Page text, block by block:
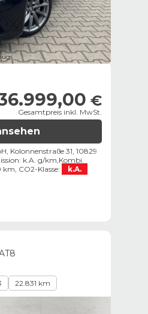
€
Gesamtpreis inkl. MwSt.
Kolonnenstraße 31, 10829
k.A. g/km, Kombi.
km, CO2-Klasse: k.A.
22.831 km